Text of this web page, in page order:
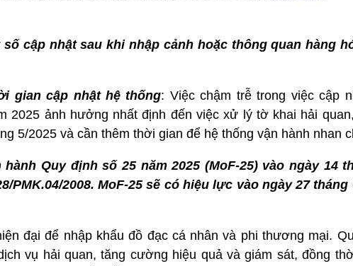
cập nhật sau khi nhập cảnh hoặc thông quan hàng
gian cập nhật hệ thống: Việc chậm trễ trong việc cập
2025 ảnh hưởng nhất định đến việc xử lý tờ khai hải
5/2025 và cần thêm thời gian để hệ thống vận hành nhan
Quy định số 25 năm 2025 (MoF-25) vào ngày 14
PMK.04/2008. MoF-25 sẽ có hiệu lực vào ngày 27 tháng
đại để nhập khẩu đồ đạc cá nhân và phi thương mại.
vụ hải quan, tăng cường hiệu quả và giám sát, đồng